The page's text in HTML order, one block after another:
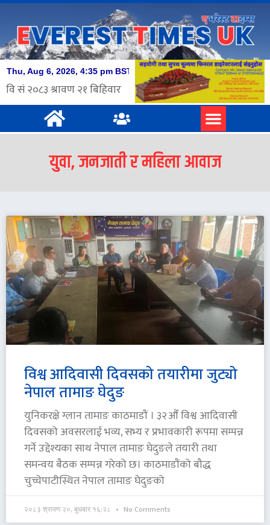
युवा, जनजाती र महिला आवाज
विश्व आदिवासी दिवसको तयारीमा जुट्यो
नेपाल तामाङ घेदुङ
युनिकरक्षे ग्लान तामाङ काठमाडौं । ३२औँ विश्व आदिवासी
दिवसको अवसरलाई भव्य, सभ्य र प्रभावकारी रूपमा सम्पन्न
गर्ने उद्देश्यका साथ नेपाल तामाङ घेदुङले तयारी तथा
समन्वय बैठक सम्पन्न गरेको छ। काठमाडौंको बौद्ध
चुच्चेपाटीस्थित नेपाल तामाङ घेदुङको
२०८३ श्रावण २०, बुधबार १६:२८ No Comments